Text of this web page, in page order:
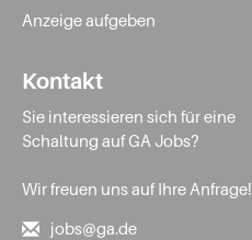
Anzeige aufgeben
Kontakt
Sie interessieren sich für eine
Schaltung auf GA Jobs?
Wir freuen uns auf Ihre Anfrage!
jobs@ga.de